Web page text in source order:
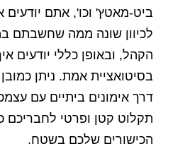
ביט-מאטץ' וכו', אתם יודעים
לכיוון שונה ממה שחשבתם
הקהל, ובאופן כללי יודעים
בסיטואציית אמת. ניתן
דרך אימונים ביתיים עם
תקלוט קטן ופרטי לחבריכם
הכישורים שלכם בשטח.